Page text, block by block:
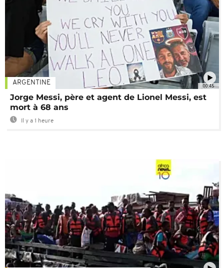
00:45
ARGENTINE
Jorge Messi, père et agent de Lionel Messi, est
mort à 68 ans
Il y a 1 heure